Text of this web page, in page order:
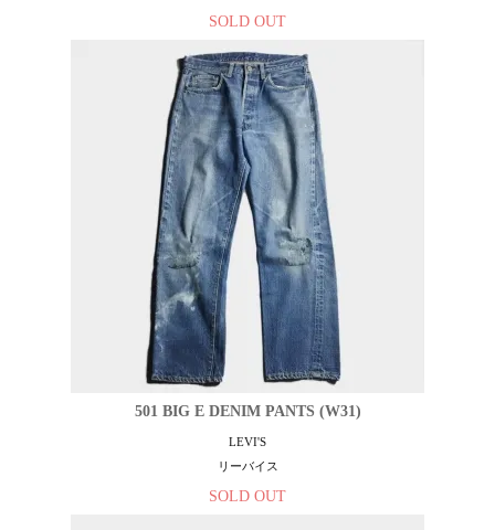
SOLD OUT
501 BIG E DENIM PANTS (W31)
LEVI'S
リーバイス
SOLD OUT